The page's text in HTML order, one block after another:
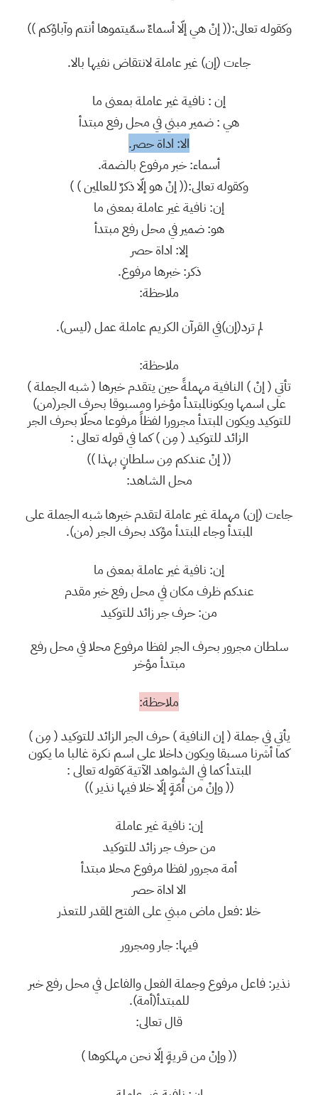
وكقوله تعالى:(( إنْ هي إلّا أسماءٌ سمّيتموها أنتم وآباؤكم ))
جاءت (إن) غير عاملة لانتقاض نفيها بالا.
إن : نافية غير عاملة بمعنى ما
هي : ضمير مبني في محل رفع مبتدأ
الا: اداة حصر.
أسماء: خبر مرفوع بالضمة.
وكقوله تعالى:(( إنْ هو إلّا ذكرٌ للعالمين ) )
إن: نافية غير عاملة بمعنى ما
هو: ضمير في محل رفع مبتدأ
إلا: اداة حصر
ذكر: خبرها مرفوع.
ملاحظة:
لم ترد(إن)في القرآن الكريم عاملة عمل (ليس).
ملاحظة:
تأتي ( إنْ ) النافية مهملةً حين يتقدم خبرها ( شبه الجملة )
على اسمها ويكونالمبتدأ مؤخرا ومسبوقا بحرف الجر(من)
للتوكيد ويكون المبتدأ مجرورا لفظاً مرفوعا محلّا بحرف الجر
الزائد للتوكيد ( مِن ) كما في قوله تعالى :
(( إنْ عندكم مِن سلطانٍ بهذا ))
محل الشاهد:
جاءت (إن) مهملة غير عاملة لتقدم خبرها شبه الجملة على
المبتدأ وجاء المبتدأ مؤكد بحرف الجر (من).
إن: نافية غير عاملة بمعنى ما
عندكم ظرف مكان في محل رفع خبر مقدم
من: حرف جر زائد للتوكيد
سلطان مجرور بحرف الجر لفظا مرفوع محلا في محل رفع
مبتدأ مؤخر
ملاحظة:
يأتي في جملة ( إن النافية ) حرف الجر الزائد للتوكيد ( مِن )
كما أشرنا مسبقا ويكون داخلا على اسم نكرة غالبا ما يكون
المبتدأ كما في الشواهد الآتية كقوله تعالى :
(( وإنْ من أُمّةٍ إلّا خلا فيها نذير ))
إن: نافية غير عاملة
من حرف جر زائد للتوكيد
أمة مجرور لفظا مرفوع محلا مبتدأ
الا اداة حصر
خلا :فعل ماض مبني على الفتح المقدر للتعذر
فيها: جار ومجرور
نذير: فاعل مرفوع وجملة الفعل والفاعل في محل رفع خبر
للمبتدأ(أمة).
قال تعالى:
(( وإنْ من قريةٍ إلّا نحن مهلكوها )